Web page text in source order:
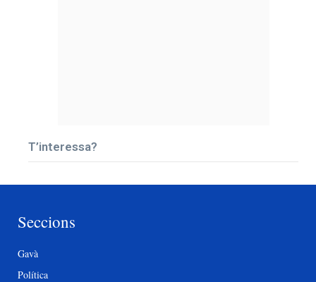
T’interessa?
Seccions
Gavà
Política